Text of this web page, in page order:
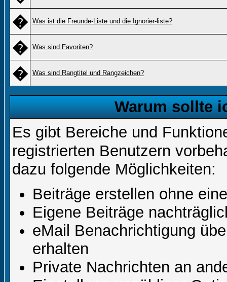
� Was ist die Freunde-Liste und die Ignorier-liste?
� Was sind Favoriten?
� Was sind Rangtitel und Rangzeichen?
Warum sollte
Es gibt Bereiche und
registrierten Benutzern
dazu folgende Möglichkeiten:
Beiträge erstellen ohne
Eigene Beiträge
eMail Benachrichtigung
erhalten
Private Nachrichten an